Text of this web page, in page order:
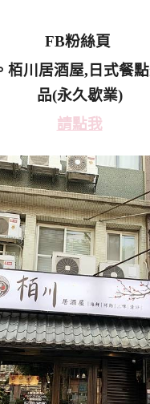
FB粉絲頁
請點我